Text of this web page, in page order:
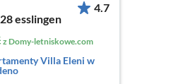
esslingen
4.7
Domy-letniskowe.com
Villa Eleni w